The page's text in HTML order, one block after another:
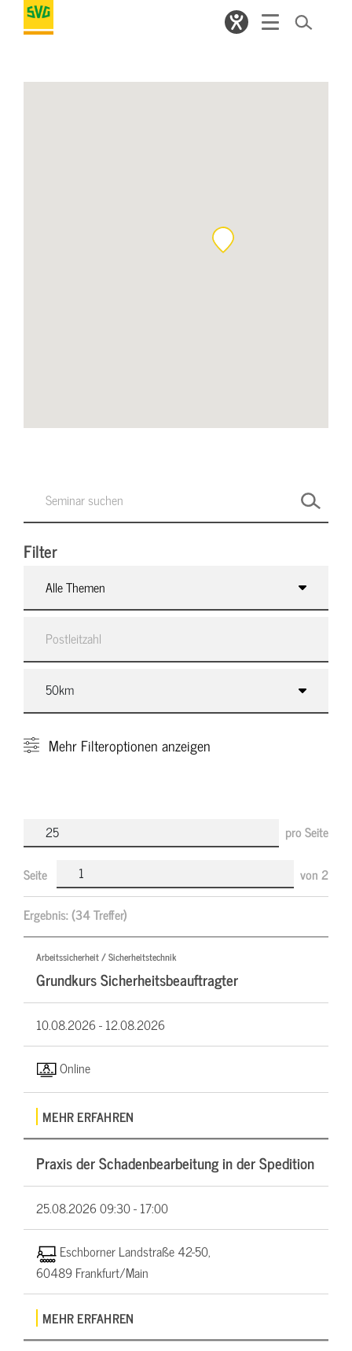
Filter
Alle Themen
Mehr Filteroptionen anzeigen
pro Seite
Seite von2
Ergebnis:(34 Treffer)
Arbeitssicherheit / Sicherheitstechnik
Grundkurs Sicherheitsbeauftragter
10.08.2026 -12.08.2026
Online
MEHR ERFAHREN
Praxis der Schadenbearbeitung in der Spedition
25.08.202609:30 - 17:00
Eschborner Landstraße 42-50,
60489 Frankfurt/Main
MEHR ERFAHREN